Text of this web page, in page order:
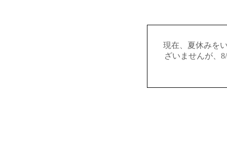
現在、夏休みを
ざいませんが、